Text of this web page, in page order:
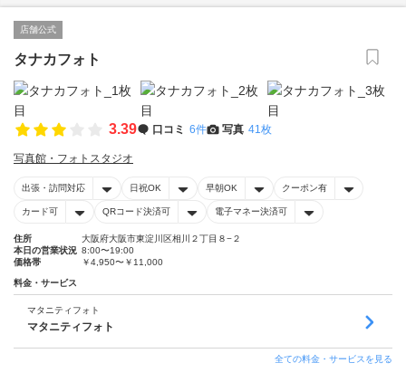
店舗公式
タナカフォト
3.39 口コミ 6件 写真 41枚
写真館・フォトスタジオ
出張・訪問対応 日祝OK 早朝OK クーポン有
カード可 QRコード決済可 電子マネー決済可
住所
大阪府大阪市東淀川区相川２丁目８−２
本日の営業状況 8:00〜19:00
価格帯
￥4,950〜￥11,000
料金・サービス
マタニティフォト
マタニティフォト
全ての料金・サービスを見る